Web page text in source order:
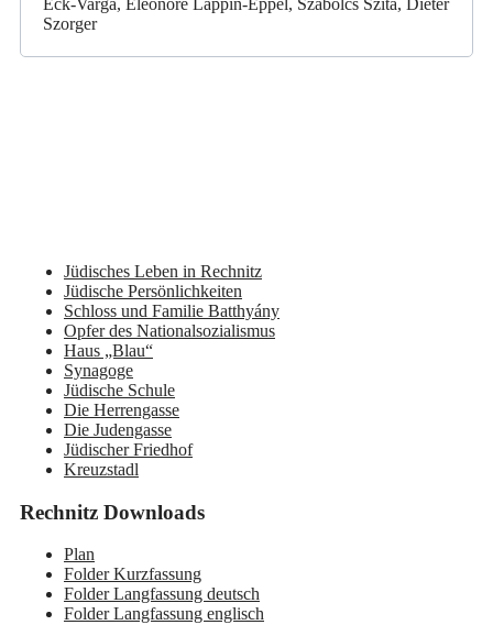
Szorger
Jüdisches Leben in Rechnitz
Jüdische Persönlichkeiten
Schloss und Familie Batthyány
Opfer des Nationalsozialismus
Haus „Blau“
Synagoge
Jüdische Schule
Die Herrengasse
Die Judengasse
Jüdischer Friedhof
Kreuzstadl
Rechnitz Downloads
Plan
Folder Kurzfassung
Folder Langfassung deutsch
Folder Langfassung englisch